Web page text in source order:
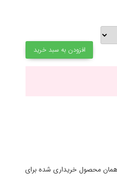
افزودن به سبد خرید
همان محصول خریداری شده برای